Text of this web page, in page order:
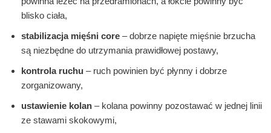
blisko ciała,
stabilizacja mięśni core – dobrze napięte mięśnie brzucha
są niezbędne do utrzymania prawidłowej postawy,
kontrola ruchu – ruch powinien być płynny i dobrze
zorganizowany,
ustawienie kolan – kolana powinny pozostawać w jednej linii
ze stawami skokowymi,